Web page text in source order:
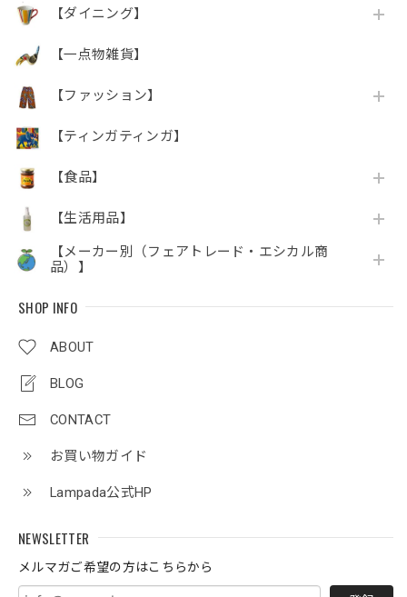
【ダイニング】
【一点物雑貨】
【ファッション】
【ティンガティンガ】
【食品】
【生活用品】
【メーカー別（フェアトレード・エシカル商
品）】
SHOP INFO
ABOUT
BLOG
CONTACT
お買い物ガイド
Lampada公式HP
NEWSLETTER
メルマガご希望の方はこちらから